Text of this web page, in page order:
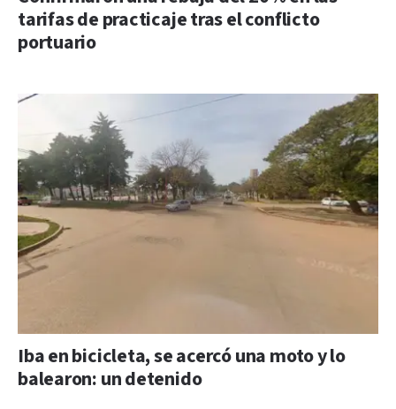
tarifas de practicaje tras el conflicto
portuario
Iba en bicicleta, se acercó una moto y lo
balearon: un detenido